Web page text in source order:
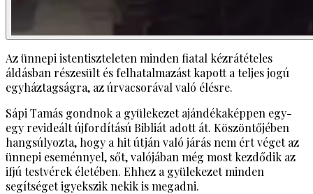
Az ünnepi istentiszteleten minden fiatal kézrátételes
áldásban részesült és felhatalmazást kapott a teljes jogú
egyháztagságra, az úrvacsorával való élésre.
Sápi Tamás gondnok a gyülekezet ajándékaképpen egy-
egy revideált újfordítású Bibliát adott át. Köszöntőjében
hangsúlyozta, hogy a hit útján való járás nem ért véget az
ünnepi eseménnyel, sőt, valójában még most kezdődik az
ifjú testvérek életében. Ehhez a gyülekezet minden
segítséget igyekszik nekik is megadni.